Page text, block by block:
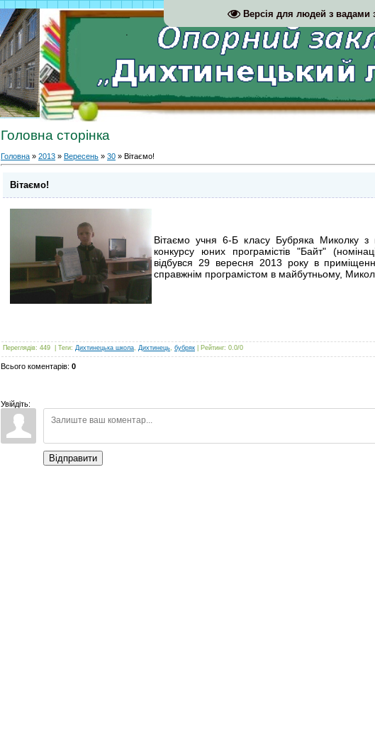
Версія для людей з вадами
Головна сторінка
Головна » 2013 » Вересень » 30 » Вітаємо!
Вітаємо!
Вітаємо учня 6-Б класу Бубряка Миколку
конкурсу юних програмістів "Байт"
відбувся 29 вересня 2013 року в
справжнім програмістом в майбутньому,
Переглядів: 449 Теги: Дихтинецька школа Дихтинець бубряк Рейтинг: 0.0/0
Всього коментарів: 0
Увійдіть:
Відправити